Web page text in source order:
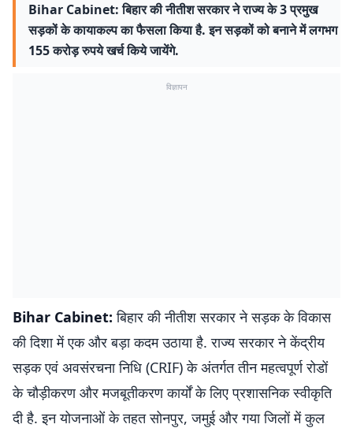
Bihar Cabinet: बिहार की नीतीश सरकार ने राज्य के 3 प्रमुख
सड़कों के कायाकल्प का फैसला किया है. इन सड़कों को बनाने में लगभग
155 करोड़ रुपये खर्च किये जायेंगे.
विज्ञापन
Bihar Cabinet:बिहार की नीतीश सरकार ने सड़क के विकास
की दिशा में एक और बड़ा कदम उठाया है. राज्य सरकार ने केंद्रीय
सड़क एवं अवसंरचना निधि (CRIF) के अंतर्गत तीन महत्वपूर्ण रोडों
के चौड़ीकरण और मजबूतीकरण कार्यों के लिए प्रशासनिक स्वीकृति
दी है. इन योजनाओं के तहत सोनपुर, जमुई और गया जिलों में कुल